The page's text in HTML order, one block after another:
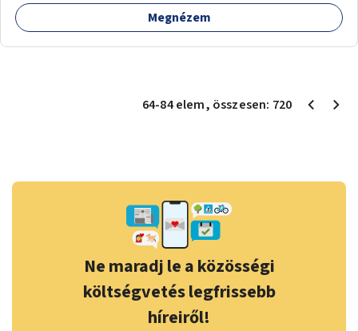
Megnézem
64-84elem, összesen: 720
Ne maradj le a közösségi
költségvetés legfrissebb
híreiről!